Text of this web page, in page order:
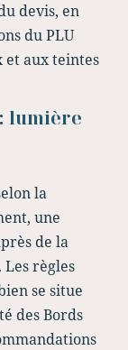
devis, en
du PLU
aux teintes
lumière
la
une
de la
règles
se situe
des Bords